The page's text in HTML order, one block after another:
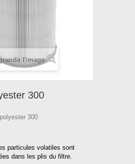
l'image
300
300
particules volatiles sont
dans les plis du filtre.